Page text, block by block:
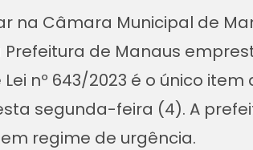
na Câmara Municipal de
de Manaus
nº 643/2023 é o único
segunda-feira (4). A
regime de urgência.